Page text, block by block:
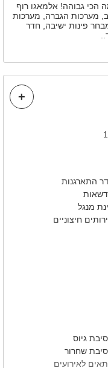
הכי גבוהה! אלמאגו רוף
מערכות הגברה, מערכות
פינות ישיבה, חדר
התארגנות
מנגל
חיצוניים
גיוס
שחרור
לאירועים